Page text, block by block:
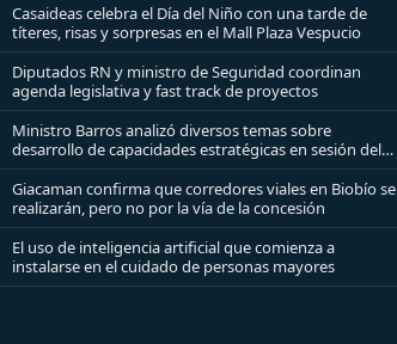
Casaideas celebra el Día del Niño con una tarde de
títeres, risas y sorpresas en el Mall Plaza Vespucio
Diputados RN y ministro de Seguridad coordinan
agenda legislativa y fast track de proyectos
Ministro Barros analizó diversos temas sobre
desarrollo de capacidades estratégicas en sesión del
Consejo de Política Espacial
Giacaman confirma que corredores viales en Biobío se
realizarán, pero no por la vía de la concesión
El uso de inteligencia artificial que comienza a
instalarse en el cuidado de personas mayores